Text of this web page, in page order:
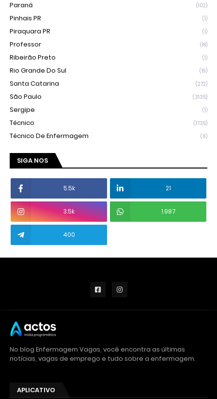
Paraná (102)
Pinhais PR (1)
Piraquara PR (1)
Professor (18)
Ribeirão Preto (1)
Rio Grande Do Sul (19)
Santa Catarina (272)
São Paulo (3135)
Sergipe (1)
Técnico (1735)
Técnico De Enfermagem (6)
SIGA NOS
5.5k 21
3.5k 1.987
400
No blog Enfermagem Vagas, você encontra as últimas
notícias, vagas de emprego e tudo sobre a enfermagem.
APLICATIVO